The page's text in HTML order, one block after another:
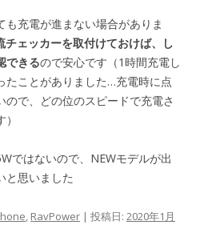
も充電が進まない場合がありま
チェッカーを取付けておけば、し
できるので安心です（1時間充電し
たことがありました…充電時に点
で、どの位のスピードで充電さ
ではないので、NEWモデルが出
と思いました
, RavPower | 投稿日: 2020年1月